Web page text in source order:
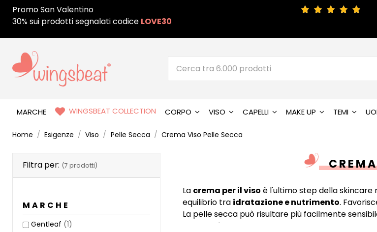
Promo San Valentino
30% sui prodotti segnalati codice LOVE30
MARCHE WINGSBEAT COLLECTION CORPO VISO CAPELLI MAKE UP TEMI
Home Esigenze Viso Pelle Secca Crema Viso Pelle Secca
La crema per il viso è l'ultimo step della
equilibrio tra idratazione e nutrimento.
La pelle secca può risultare più facilmente
crema più adatta alle tue esigenze.
Filtra per: (7 prodotti)
MARCHE
Gentleaf (1)